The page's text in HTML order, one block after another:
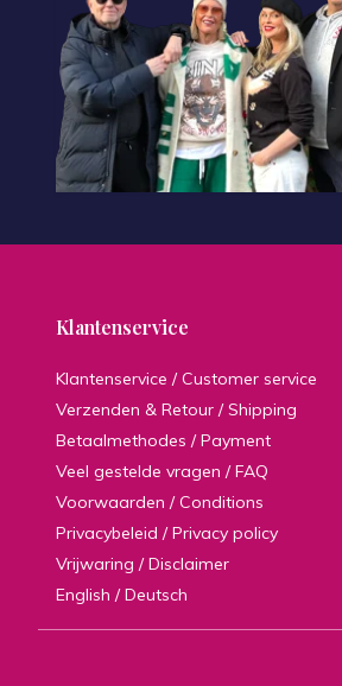
Klantenservice
Klantenservice / Customer service
Verzenden & Retour / Shipping
Betaalmethodes / Payment
Veel gestelde vragen / FAQ
Voorwaarden / Conditions
Privacybeleid / Privacy policy
Vrijwaring / Disclaimer
English / Deutsch